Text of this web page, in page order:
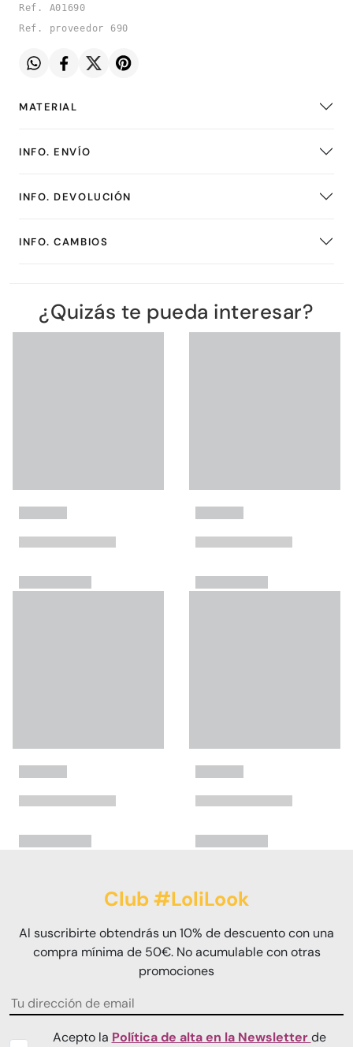
Ref. A01690
Ref. proveedor 690
MATERIAL
INFO. ENVÍO
INFO. DEVOLUCIÓN
INFO. CAMBIOS
¿Quizás te pueda interesar?
Club #LoliLook
Al suscribirte obtendrás un 10% de descuento con una
compra mínima de 50€. No acumulable con otras
promociones
Acepto la Política de alta en la Newsletterde